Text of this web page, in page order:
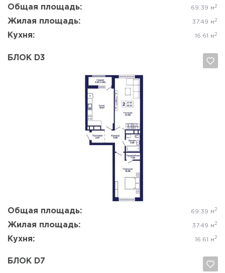
Общая площадь: 69.39 м 2
Жилая площадь: 37.49 м 2
Кухня: 16.61 м 2
БЛОК D3
Общая площадь: 69.39 м 2
Жилая площадь: 37.49 м 2
Кухня: 16.61 м 2
Отмена
БЛОК D7